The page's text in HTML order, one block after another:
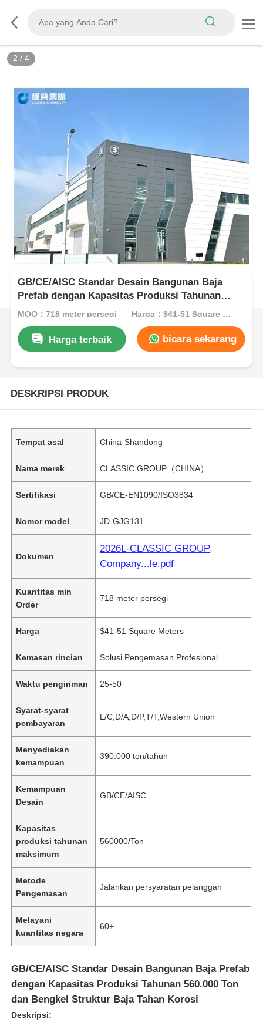
2 / 4
GB/CE/AISC Standar Desain Bangunan Baja
Prefab dengan Kapasitas Produksi Tahunan
560.000 Ton dan Bengkel Struktur Baja Tahan
MOQ：718 meter persegi Harga：$41-51 Square Meters
Harga terbaik bicara sekarang
DESKRIPSI PRODUK
Tempat asal China-Shandong
Nama merek CLASSIC GROUP（CHINA）
Sertifikasi GB/CE-EN1090/ISO3834
Nomor model JD-GJG131
Dokumen
2026L-CLASSIC GROUP
Company...le.pdf
Kuantitas min
Order
718 meter persegi
Harga $41-51 Square Meters
Kemasan rincian Solusi Pengemasan Profesional
Waktu pengiriman 25-50
Syarat-syarat
pembayaran
L/C,D/A,D/P,T/T,Western Union
Menyediakan
kemampuan
390.000 ton/tahun
Kemampuan
Desain
GB/CE/AISC
Kapasitas
produksi tahunan
maksimum
560000/Ton
Metode
Pengemasan
Jalankan persyaratan pelanggan
Melayani
kuantitas negara
60+
GB/CE/AISC Standar Desain Bangunan Baja Prefab
dengan Kapasitas Produksi Tahunan 560.000 Ton
dan Bengkel Struktur Baja Tahan Korosi
Deskripsi: